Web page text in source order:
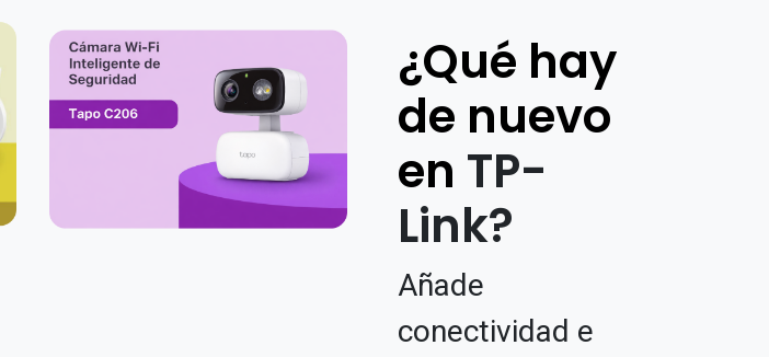
¿Qué hay
de nuevo
en TP-
Link?
Añade
conectividad e